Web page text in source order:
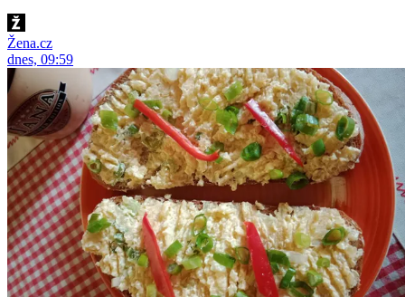
Žena.cz
dnes, 09:59